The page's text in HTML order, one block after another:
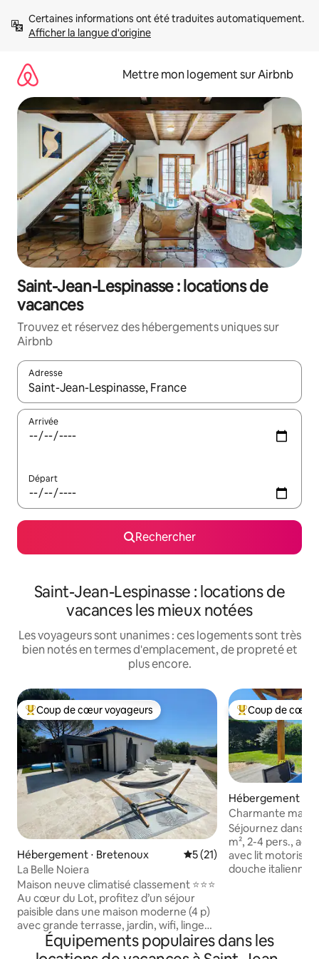
directement
Afficher la langue d'origine
Mettre mon logement sur Airbnb
Saint-Jean-Lespinasse : locations de
vacances
Trouvez et réservez des hébergements uniques sur
Airbnb
Adresse
Lorsque les résultats s'affichent, utilisez les flèches vers le
Arrivée
Départ
Rechercher
Saint-Jean-Lespinasse : locations de
vacances les mieux notées
Les voyageurs sont unanimes : ces logements sont très
bien notés en termes d'emplacement, de propreté et
plus encore.
Coups de cœur voyageurs les plus appréciés
Coup de cœur voyageurs
Hébergement ⋅ Bretenoux Évaluation moyenne sur la
5 (21)
La Belle Noiera
Maison neuve climatisé classement ⭐️⭐️⭐️
Au cœur du Lot, profitez d’un séjour
paisible dans une maison moderne (4 p)
avec grande terrasse, jardin, wifi, linge
fourni. ✅ finitions haut de gamme,
exclusivement pour location ✅
Coups de cœur
Coup de cœur
Hébergement ⋅
e-Presque
Charmante
Séjournez dans
m², 2-4 pers.,
avec lit motorisé,
douche italienne,
et ses marchés
Gouffre de
Équipements populaires dans les